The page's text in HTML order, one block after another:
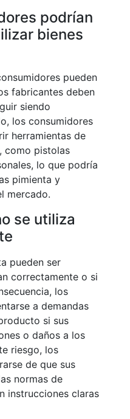
podrían
bienes
pueden
fabricantes deben
siendo
los consumidores
herramientas de
como pistolas
lo que podría
pimienta y
mercado.
se utiliza
pueden ser
correctamente o si
los
a demandas
si sus
o daños a los
riesgo, los
de que sus
normas de
instrucciones claras